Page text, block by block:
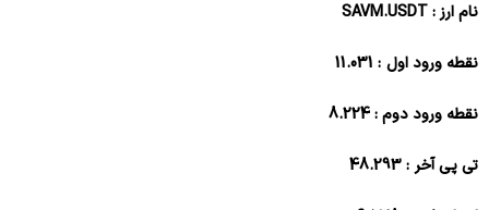
نام ارز : SAVM.USDT
نقطه ورود اول : 11.031
نقطه ورود دوم : 8.224
تی پی آخر : 48.293